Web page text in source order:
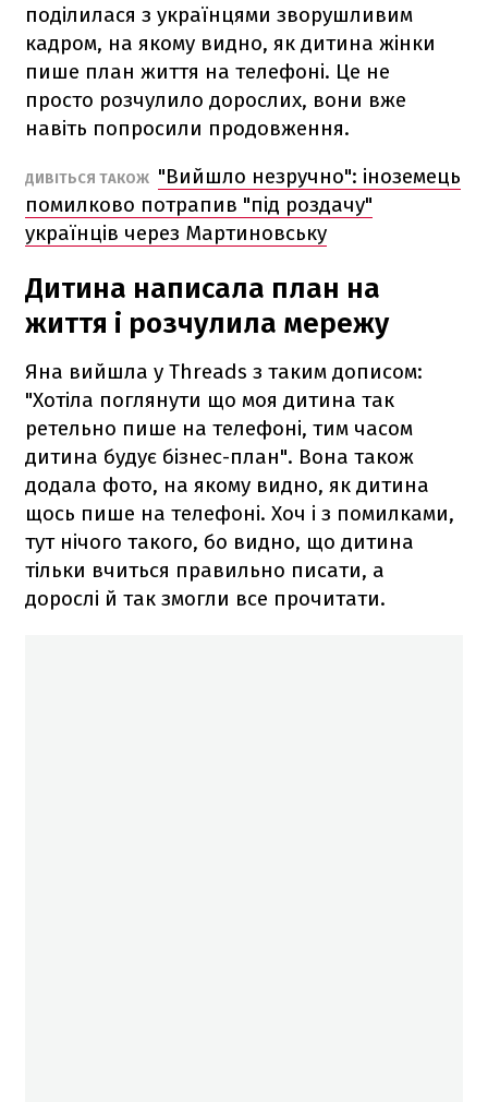
поділилася з українцями зворушливим
кадром, на якому видно, як дитина жінки
пише план життя на телефоні. Це не
просто розчулило дорослих, вони вже
навіть попросили продовження.
ДИВІТЬСЯ ТАКОЖ "Вийшло незручно": іноземець
помилково потрапив "під роздачу"
українців через Мартиновську
Дитина написала план на
життя і розчулила мережу
Яна вийшла у Threads з таким дописом:
"Хотіла поглянути що моя дитина так
ретельно пише на телефоні, тим часом
дитина будує бізнес-план". Вона також
додала фото, на якому видно, як дитина
щось пише на телефоні. Хоч і з помилками,
тут нічого такого, бо видно, що дитина
тільки вчиться правильно писати, а
дорослі й так змогли все прочитати.